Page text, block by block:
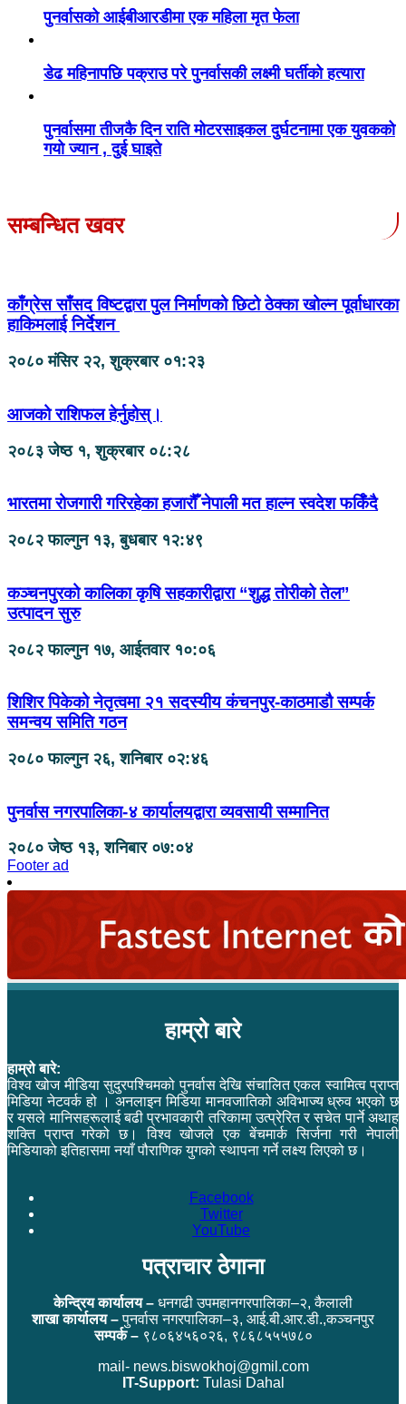
पुनर्वासको आईबीआरडीमा एक महिला मृत फेला
डेढ महिनापछि पक्राउ परे पुनर्वासकी लक्ष्मी घर्तीको हत्यारा
पुनर्वासमा तीजकै दिन राति मोटरसाइकल दुर्घटनामा एक युवकको
गयो ज्यान , दुई घाइते
सम्बन्धित खवर
काँग्रेस साँसद विष्टद्वारा पुल निर्माणको छिटो ठेक्का खोल्न पूर्वाधारका
हाकिमलाई निर्देशन
२०८० मंसिर २२, शुक्रबार ०१:२३
आजको राशिफल हेर्नुहोस्।
२०८३ जेष्ठ १, शुक्रबार ०८:२८
भारतमा रोजगारी गरिरहेका हजारौँ नेपाली मत हाल्न स्वदेश फर्किँदै
२०८२ फाल्गुन १३, बुधबार १२:४९
कञ्चनपुरको कालिका कृषि सहकारीद्वारा “शुद्ध तोरीको तेल”
उत्पादन सुरु
२०८२ फाल्गुन १७, आईतवार १०:०६
शिशिर पिकेको नेतृत्वमा २१ सदस्यीय कंचनपुर-काठमाडौ सम्पर्क
समन्वय समिति गठन
२०८० फाल्गुन २६, शनिबार ०२:४६
पुनर्वास नगरपालिका-४ कार्यालयद्वारा व्यवसायी सम्मानित
२०८० जेष्ठ १३, शनिबार ०७:०४
Footer ad
हाम्रो बारे
हाम्रो बारे:
विश्व खोज मीडिया सुदुरपश्चिमको पुनर्वास देखि संचालित एकल स्वामित्व प्राप्त
मिडिया नेटवर्क हो । अनलाइन मिडिया मानवजातिको अविभाज्य ध्रुव भएको छ
र यसले मानिसहरूलाई बढी प्रभावकारी तरिकामा उत्प्रेरित र सचेत पार्ने अथाह
शक्ति प्राप्त गरेको छ। विश्व खोजले एक बेंचमार्क सिर्जना गरी नेपाली
मिडियाको इतिहासमा नयाँ पौराणिक युगको स्थापना गर्ने लक्ष्य लिएको छ।
Facebook
Twitter
YouTube
पत्राचार ठेगाना
केन्द्रिय कार्यालय – धनगढी उपमहानगरपालिका–२, कैलाली
शाखा कार्यालय –पुनर्वास नगरपालिका–३, आई.बी.आर.डी.,कञ्चनपुर
सम्पर्क –९८०६४५६०२६, ९८६८५५५७८०
mail- news.biswokhoj@gmil.com
IT-Support: Tulasi Dahal